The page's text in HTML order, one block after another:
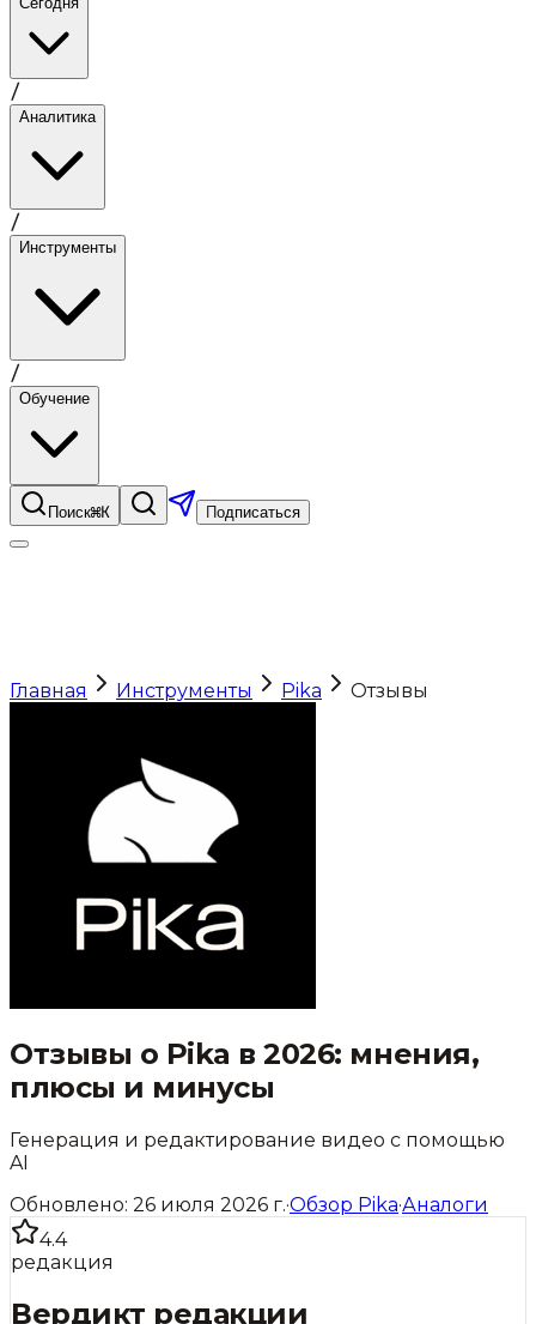
/
Аналитика
/
Инструменты
/
Обучение
Поиск⌘K Подписаться
Главная Инструменты Pika Отзывы
Отзывы о Pika в 2026: мнения,
плюсы и минусы
Генерация и редактирование видео с помощью
AI
Обновлено: 26 июля 2026 г.·Обзор Pika·Аналоги
4.4
редакция
Вердикт редакции